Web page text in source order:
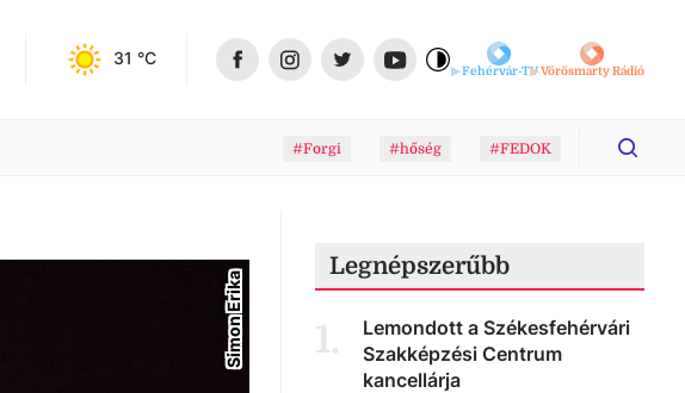
31 °C
Fehérvár-TVVörösmarty Rádió
#Forgi #hőség #FEDOK
Simon Erika
Legnépszerűbb
1.
Lemondott a Székesfehérvári
Szakképzési Centrum
kancellárja